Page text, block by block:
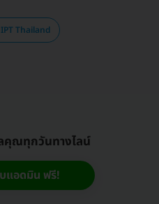
Thailand
ณทุกวันทางไลน์
แอดมิน ฟรี!